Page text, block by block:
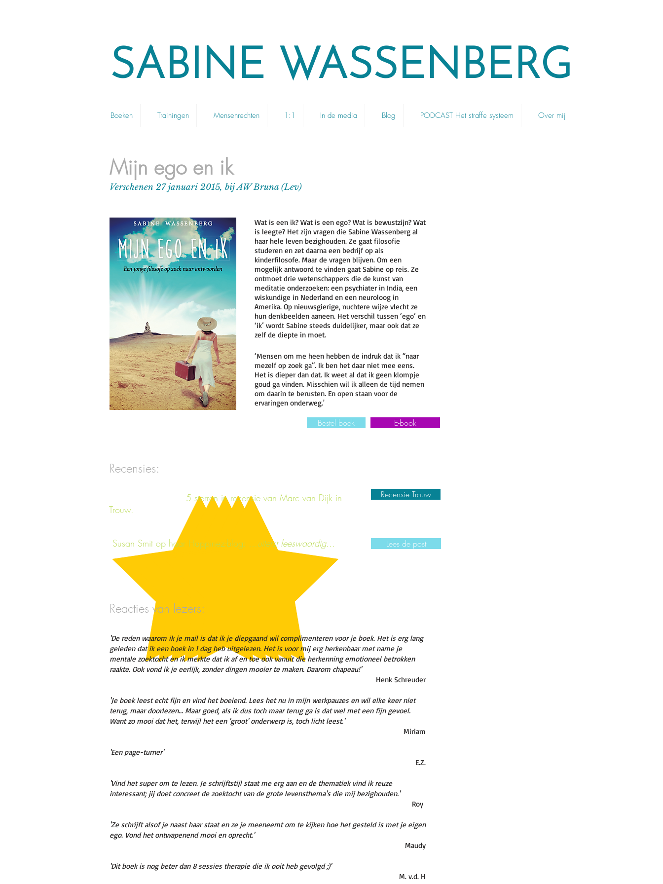
SABINE WASSENBERG
Boeken Trainingen Mensenrechten 1:1 In de media Blog PODCAST Het straffe systeem Over mij
Mijn ego en ik
Verschenen 27 januari 2015, bij AW Bruna (Lev)
Wat is een ik? Wat is een ego? Wat is bewustzijn? Wat
is leegte? Het zijn vragen die Sabine Wassenberg al
haar hele leven bezighouden. Ze gaat filosofie
studeren en zet daarna een bedrijf op als
kinderfilosofe. Maar de vragen blijven. Om een
mogelijk antwoord te vinden gaat Sabine op reis. Ze
ontmoet drie wetenschappers die de kunst van
meditatie onderzoeken: een psychiater in India, een
wiskundige in Nederland en een neuroloog in
Amerika. Op nieuwsgierige, nuchtere wijze vlecht ze
hun denkbeelden aaneen. Het verschil tussen ‘ego’ en
‘ik’ wordt Sabine steeds duidelijker, maar ook dat ze
zelf de diepte in moet.
‘Mensen om me heen hebben de indruk dat ik “naar
mezelf op zoek ga”. Ik ben het daar niet mee eens.
Het is dieper dan dat. Ik weet al dat ik geen klompje
goud ga vinden. Misschien wil ik alleen de tijd nemen
om daarin te berusten. En open staan voor de
ervaringen onderweg.'
Bestel boek E-book
Recensies:
5 sterren in recensie van Marc van Dijk in
Trouw.
Recensie Trouw
Susan Smit op haar Happinez-blog: ...uiterst leeswaardig... Lees de post
Reacties van lezers:
'De reden waarom ik je mail is dat ik je diepgaand wil complimenteren voor je boek. Het is erg lang
geleden dat ik een boek in 1 dag heb uitgelezen. Het is voor mij erg herkenbaar met name je
mentale zoektocht en ik merkte dat ik af en toe ook vanuit die herkenning emotioneel betrokken
raakte. Ook vond ik je eerlijk, zonder dingen mooier te maken. Daarom chapeau!'
Henk Schreuder
'Je boek leest echt fijn en vind het boeiend. Lees het nu in mijn werkpauzes en wil elke keer niet
terug, maar doorlezen... Maar goed, als ik dus toch maar terug ga is dat wel met een fijn gevoel.
Want zo mooi dat het, terwijl het een 'groot' onderwerp is, toch licht leest.'
Miriam
'Een page-turner'
E.Z.
'Vind het super om te lezen. Je schrijftstijl staat me erg aan en de thematiek vind ik reuze
interessant; jij doet concreet de zoektocht van de grote levensthema's die mij bezighouden.'
Roy
'Ze schrijft alsof je naast haar staat en ze je meeneemt om te kijken hoe het gesteld is met je eigen
ego. Vond het ontwapenend mooi en oprecht.'
Maudy
'Dit boek is nog beter dan 8 sessies therapie die ik ooit heb gevolgd ;)'
M. v.d. H